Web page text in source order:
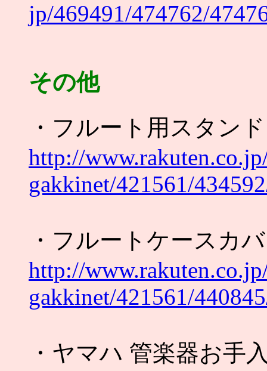
jp/469491/474762/
その他
・フルート用スタンド
http://
gakkinet/421561/
・フルートケースカ
http://
gakkinet/421561/
・ヤマハ 管楽器お手